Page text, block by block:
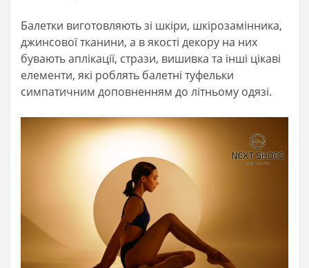
Балетки виготовляють зі шкіри, шкірозамінника,
джинсової тканини, а в якості декору на них
бувають аплікації, стрази, вишивка та інші цікаві
елементи, які роблять балетні туфельки
симпатичним доповненням до літньому одязі.